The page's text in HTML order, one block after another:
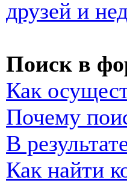
друзей и
Поиск в
Как
Почему
В
Как найти